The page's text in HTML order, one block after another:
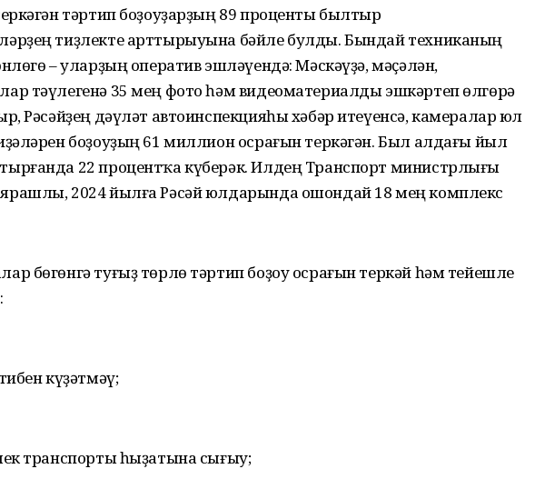
тәртип боҙоуҙарҙың 89 проценты былтыр
тиҙлекте арттырыуына бәйле булды. Бындай техниканың
– уларҙың оператив эшләүендә: Мәскәүҙә, мәҫәлән,
тәүлегенә 35 мең фото һәм видеоматериалды эшкәртеп өлгөрә
Рәсәйҙең дәүләт автоинспекцияһы хәбәр итеүенсә, камералар юл
боҙоуҙың 61 миллион осрағын теркәгән. Был алдағы йыл
22 процентҡа күберәк. Илдең Транспорт министрлығы
2024 йылға Рәсәй юлдарында ошондай 18 мең комплекс
бөгөнгә туғыҙ төрлө тәртип боҙоу осрағын теркәй һәм тейешле
күҙәтмәү;
транспорты һыҙатына сығыу;